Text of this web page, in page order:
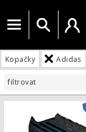
Menu Vyhledat
Kopačky Adidas
filtrovat